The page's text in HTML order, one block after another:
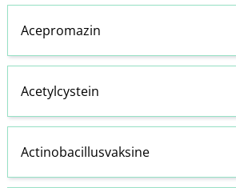
Acepromazin
Acetylcystein
Actinobacillusvaksine